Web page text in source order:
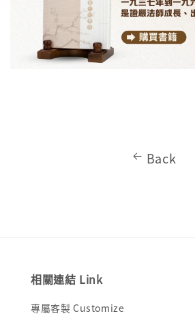
Back
相關連結 Link
專屬客製 Customize